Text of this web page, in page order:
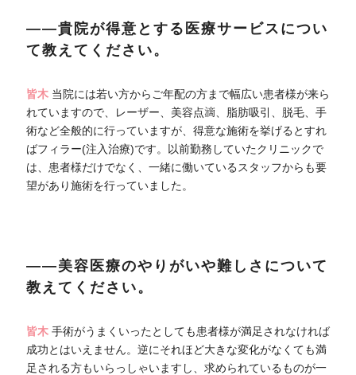
――貴院が得意とする医療サービスについ
て教えてください。
皆木 当院には若い方からご年配の方まで幅広い患者様が来ら
れていますので、レーザー、美容点滴、脂肪吸引、脱毛、手
術など全般的に行っていますが、得意な施術を挙げるとすれ
ばフィラー(注入治療)です。以前勤務していたクリニックで
は、患者様だけでなく、一緒に働いているスタッフからも要
望があり施術を行っていました。
――美容医療のやりがいや難しさについて
教えてください。
皆木手術がうまくいったとしても患者様が満足されなければ
成功とはいえません。逆にそれほど大きな変化がなくても満
足される方もいらっしゃいますし、求められているものが一